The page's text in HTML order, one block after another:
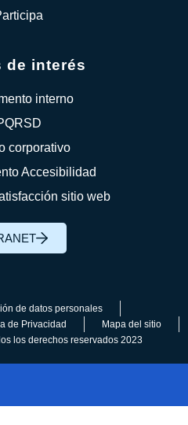
de interés
interno
corporativo
Accesibilidad
sitio web
de datos personales
de Privacidad
Mapa del sitio
los derechos reservados 2023